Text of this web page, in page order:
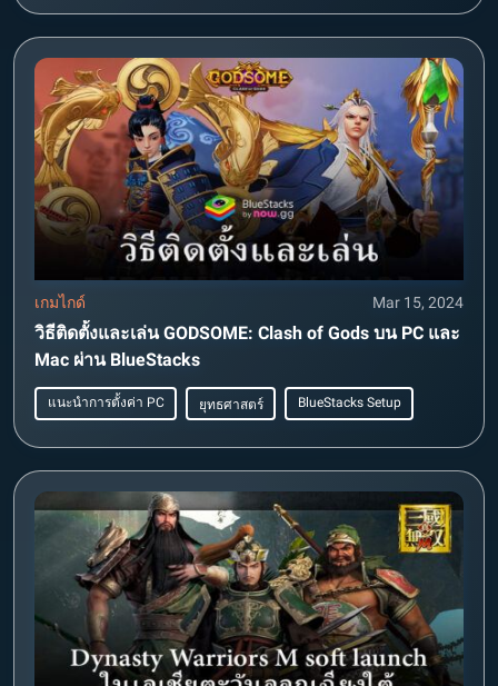
เกมไกด์ Mar 15, 2024
วิธีติดตั้งและเล่น GODSOME: Clash of Gods บน PC และ
Mac ผ่าน BlueStacks
แนะนำการตั้งค่า PC ยุทธศาสตร์ BlueStacks Setup